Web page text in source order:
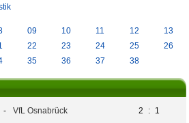
09 10 11 12
13
22 23 24 25
26
35 36 37 38
- VfL Osnabrück 2 : 1